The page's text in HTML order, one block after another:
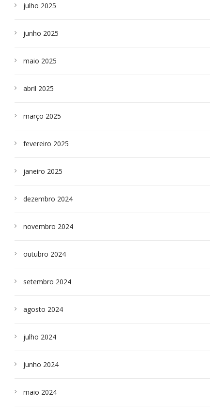
julho 2025
junho 2025
maio 2025
abril 2025
março 2025
fevereiro 2025
janeiro 2025
dezembro 2024
novembro 2024
outubro 2024
setembro 2024
agosto 2024
julho 2024
junho 2024
maio 2024